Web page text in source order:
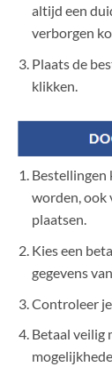
altijd een
verborgen
Plaats de
klikken.
Bestellingen
worden, ook
plaatsen.
Kies een
gegevens
Controleer
Betaal veilig